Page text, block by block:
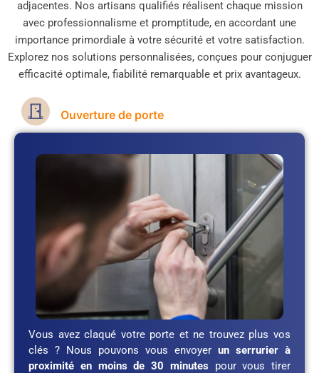
adjacentes. Nos artisans qualifiés réalisent chaque mission
avec professionnalisme et promptitude, en accordant une
importance primordiale à votre sécurité et votre satisfaction.
Explorez nos solutions personnalisées, conçues pour conjuguer
efficacité optimale, fiabilité remarquable et prix avantageux.
Ouverture de porte
Vous avez claqué votre porte et ne trouvez plus vos
clés ? Nous pouvons vous envoyer un serrurier à
proximité en moins de 30 minutes pour vous tirer